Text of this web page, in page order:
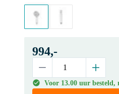
994,-
Voor 13.00 uur besteld,